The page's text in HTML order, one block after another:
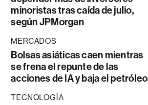
minoristas tras caída de julio,
según JPMorgan
MERCADOS
Bolsas asiáticas caen mientras
se frena el repunte de las
acciones de IA y baja el petróleo
TECNOLOGÍA